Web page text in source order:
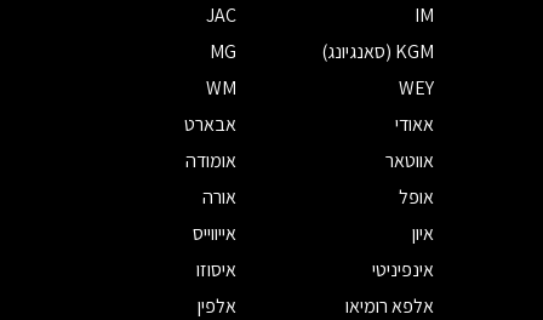
IM
JAC
KGM (סאנגיונג)
MG
WEY
WM
אאודי
אבארט
אווטאר
אומודה
אופל
אורה
איון
אייווייס
אינפיניטי
איסוזו
אלפא רומיאו
אלפין